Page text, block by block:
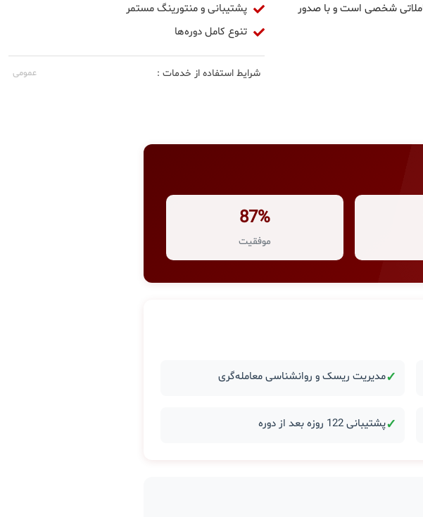
شخصی است و با صدور
پشتیبانی و منتورینگ مستمر
تنوع کامل دوره‌ها
شرایط استفاده از خدمات : عمومی
87%
موفقیت
✓مدیریت ریسک و روانشناسی معامله‌گری
✓پشتیبانی 122 روزه بعد از دوره